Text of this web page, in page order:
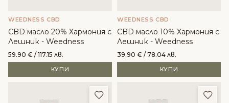
WEEDNESS CBD
CBD масло 20% Хармония с
Лешник - Weedness
59.90 € / 117.15 лв.
КУПИ
WEEDNESS CBD
CBD масло 10% Хармония с
Лешник - Weedness
39.90 € / 78.04 лв.
КУПИ
Добави в любими